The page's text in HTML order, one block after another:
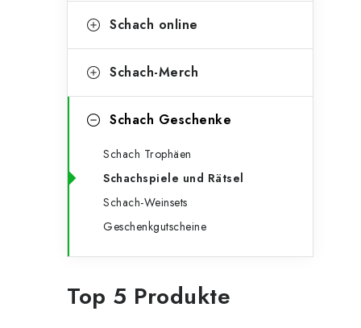
Schach online
Schach-Merch
Schach Geschenke
Schach Trophäen
Schachspiele und Rätsel
Schach-Weinsets
Geschenkgutscheine
Top 5 Produkte